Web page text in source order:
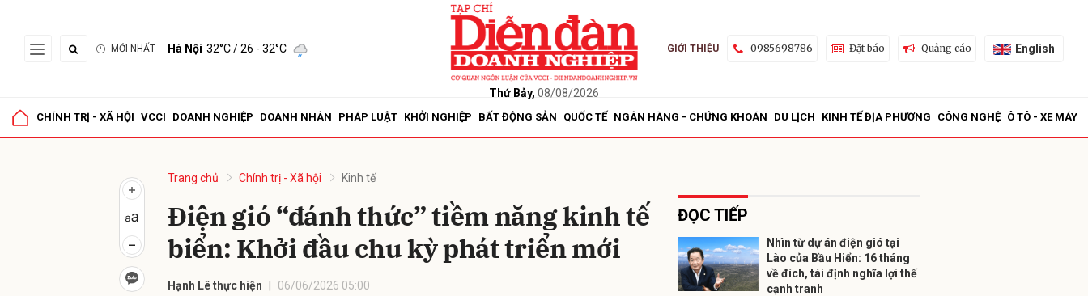
MỚI NHẤT Hà Nội 32°C/ 26 - 32°C
Thứ Bảy, 08/08/2026
GIỚI THIỆU 0985698786 Đặt báo Quảng cáo English
CHÍNH TRỊ - XÃ HỘI VCCI DOANH NGHIỆP DOANH NHÂN PHÁP LUẬT KHỞI NGHIỆP BẤT ĐỘNG SẢN QUỐC TẾ NGÂN HÀNG - CHỨNG KHOÁN DU LỊCH KINH TẾ ĐỊA PHƯƠNG CÔNG NGHỆ Ô TÔ - XE MÁY
Trang chủ Chính trị - Xã hội Kinh tế
Điện gió “đánh thức” tiềm năng kinh tế
biển: Khởi đầu chu kỳ phát triển mới
Hạnh Lê thực hiện 06/06/2026 05:00
ĐỌC TIẾP
Nhìn từ dự án điện gió tại
Lào của Bầu Hiển: 16 tháng
về đích, tái định nghĩa lợi thế
cạnh tranh
Gửi